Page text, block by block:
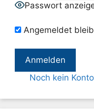
Passwort
Angemeldet
Noch kein